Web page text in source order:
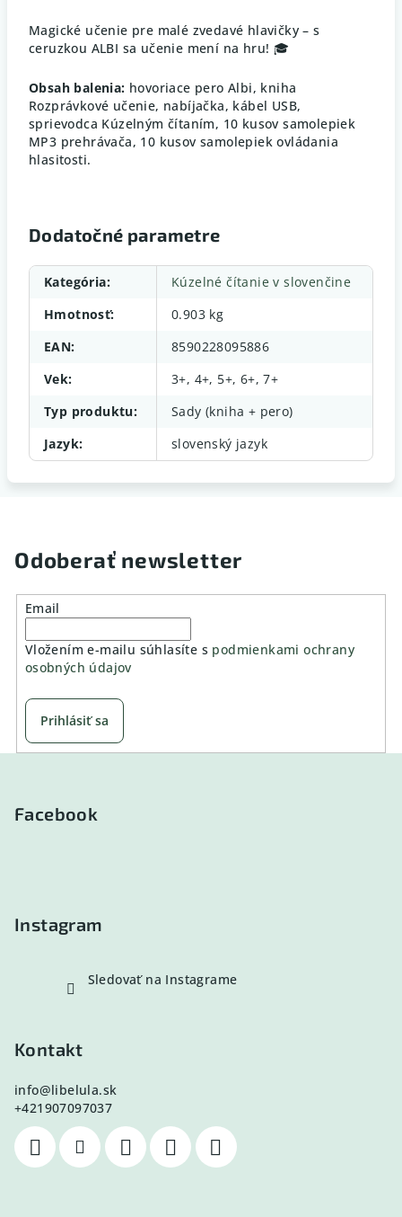
Magické učenie pre malé zvedavé hlavičky – s
ceruzkou ALBI sa učenie mení na hru! 🎓
Obsah balenia: hovoriace pero Albi, kniha
Rozprávkové učenie, nabíjačka, kábel USB,
sprievodca Kúzelným čítaním, 10 kusov samolepiek
MP3 prehrávača, 10 kusov samolepiek ovládania
hlasitosti.
Dodatočné parametre
Kategória:
Kúzelné čítanie v slovenčine
Hmotnosť:
0.903 kg
EAN:
8590228095886
Vek:
3+, 4+, 5+, 6+, 7+
Typ produktu:
Sady (kniha + pero)
Jazyk: slovenský jazyk
Odoberať newsletter
Email
Vložením e-mailu súhlasíte s podmienkami ochrany
osobných údajov
Prihlásiť sa
Facebook
Instagram
Sledovať na Instagrame
Kontakt
info@libelula.sk
+421907097037